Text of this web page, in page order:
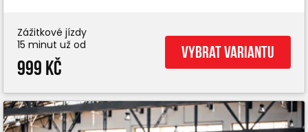
Zážitkové jízdy
15 minut už od
999 Kč
Vybrat variantu